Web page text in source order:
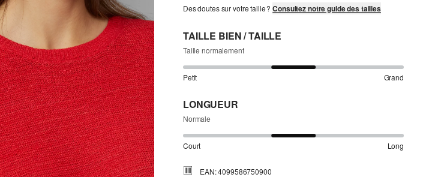
Des doutes sur votre taille ?Consultez notre guide des tailles
TAILLE BIEN / TAILLE
Taille normalement
Petit Grand
LONGUEUR
Normale
Court Long
EAN: 4099586750900